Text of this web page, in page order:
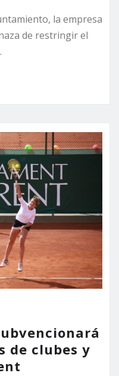
la empresa
de restringir el
de clubes y